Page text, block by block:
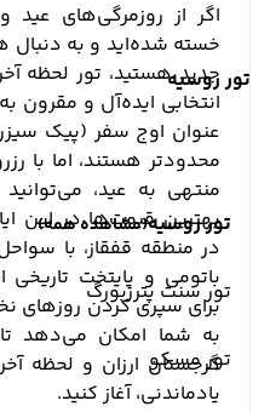
تور روسیه
تور روسیه(مشاهده همه)
تور سنت پترزبورگ
تور مسکو
اگر از روزمرگی‌های عید
خسته شده‌اید و به دنبال
جدید هستید، تور لحظه
انتخابی ایده‌آل و مقرون‌
عنوان اوج سفر (پیک
محدودتر هستند، اما با
منتهی به عید،
بهترین قیمت‌ها در این
در منطقه قفقاز، با
باتومی و پایتخت
برای سپری کردن روزهای
به شما امکان می‌دهد
گرجستان ارزان و لحظه
یادماندنی، آغاز کنید.